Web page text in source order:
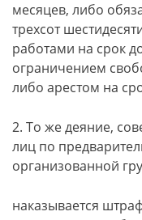
месяцев, либо
трехсот
работами на срок
ограничением
либо арестом на
2. То же деяние,
лиц по
организованной
наказывается